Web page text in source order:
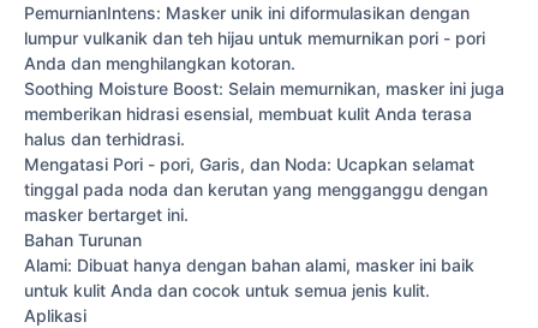
PemurnianIntens: Masker unik ini diformulasikan dengan
lumpur vulkanik dan teh hijau untuk memurnikan pori - pori
Anda dan menghilangkan kotoran.
Soothing Moisture Boost: Selain memurnikan, masker ini juga
memberikan hidrasi esensial, membuat kulit Anda terasa
halus dan terhidrasi.
Mengatasi Pori - pori, Garis, dan Noda: Ucapkan selamat
tinggal pada noda dan kerutan yang mengganggu dengan
masker bertarget ini.
Bahan Turunan
Alami: Dibuat hanya dengan bahan alami, masker ini baik
untuk kulit Anda dan cocok untuk semua jenis kulit.
Aplikasi